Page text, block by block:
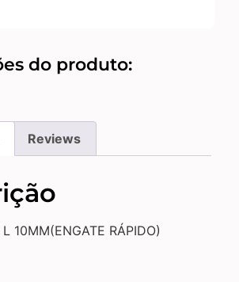
do produto:
Reviews
10MM(ENGATE RÁPIDO)